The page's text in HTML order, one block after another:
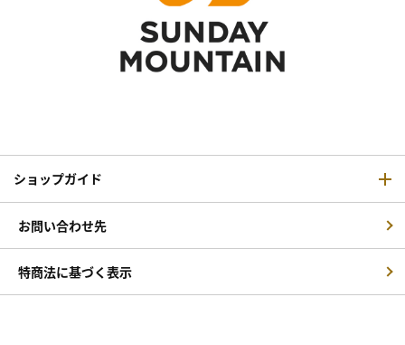
ショップガイド
お問い合わせ先
特商法に基づく表示